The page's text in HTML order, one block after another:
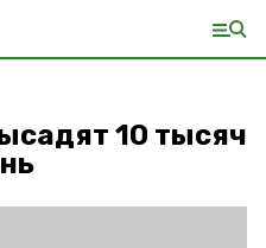
10 тысяч